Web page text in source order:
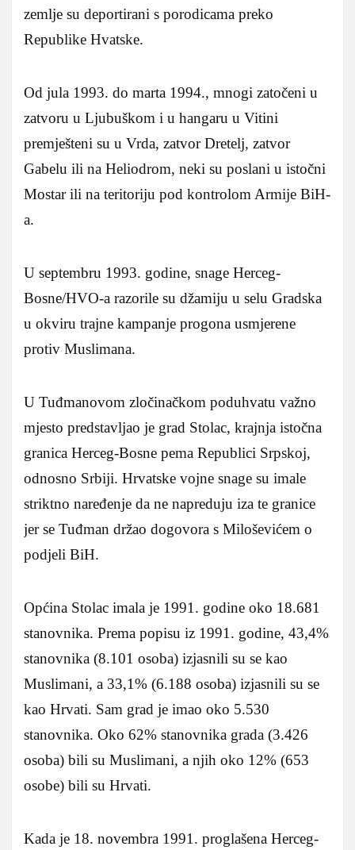
zemlje su deportirani s porodicama preko
Republike Hvatske.
Od jula 1993. do marta 1994., mnogi zatočeni u
zatvoru u Ljubuškom i u hangaru u Vitini
premješteni su u Vrda, zatvor Dretelj, zatvor
Gabelu ili na Heliodrom, neki su poslani u istočni
Mostar ili na teritoriju pod kontrolom Armije BiH-
a.
U septembru 1993. godine, snage Herceg-
Bosne/HVO-a razorile su džamiju u selu Gradska
u okviru trajne kampanje progona usmjerene
protiv Muslimana.
U Tuđmanovom zločinačkom poduhvatu važno
mjesto predstavljao je grad Stolac, krajnja istočna
granica Herceg-Bosne pema Republici Srpskoj,
odnosno Srbiji. Hrvatske vojne snage su imale
striktno naređenje da ne napreduju iza te granice
jer se Tuđman držao dogovora s Miloševićem o
podjeli BiH.
Općina Stolac imala je 1991. godine oko 18.681
stanovnika. Prema popisu iz 1991. godine, 43,4%
stanovnika (8.101 osoba) izjasnili su se kao
Muslimani, a 33,1% (6.188 osoba) izjasnili su se
kao Hrvati. Sam grad je imao oko 5.530
stanovnika. Oko 62% stanovnika grada (3.426
osoba) bili su Muslimani, a njih oko 12% (653
osobe) bili su Hrvati.
Kada je 18. novembra 1991. proglašena Herceg-